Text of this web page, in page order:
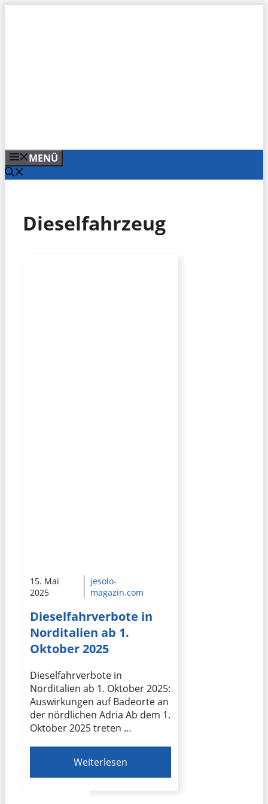
MENÜ
Dieselfahrzeug
15. Mai
2025
jesolo-
magazin.com
Dieselfahrverbote in
Norditalien ab 1.
Oktober 2025
Dieselfahrverbote in
Norditalien ab 1. Oktober 2025:
Auswirkungen auf Badeorte an
der nördlichen Adria Ab dem 1.
Oktober 2025 treten …
Weiterlesen